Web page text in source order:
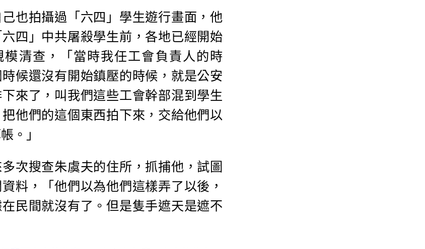
也拍攝過「六四」學生遊行畫面，他
四」中共屠殺學生前，各地已經開始
模清查，「當時我任工會負責人的時
候還沒有開始鎮壓的時候，就是公安
來了，叫我們這些工會幹部混到學生
他們的這個東西拍下來，交給他們以
。」
次搜查朱虞夫的住所，抓捕他，試圖
料，「他們以為他們這樣弄了以後，
民間就沒有了。但是隻手遮天是遮不